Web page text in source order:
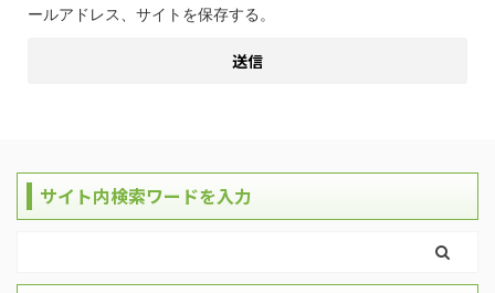
ールアドレス、サイトを保存する。
サイト内検索ワードを入力